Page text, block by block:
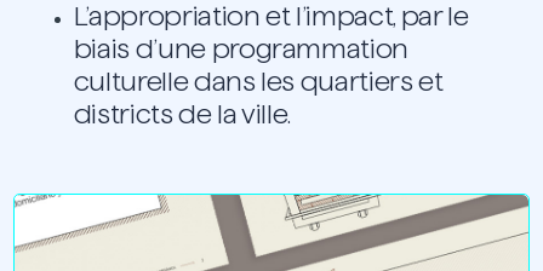
L’appropriation et l’impact, par le
biais d’une programmation
culturelle dans les quartiers et
districts de la ville.